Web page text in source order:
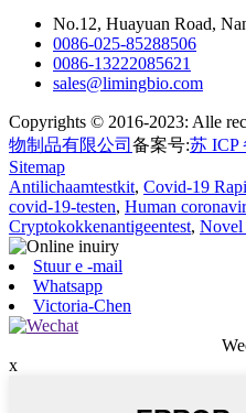
No.12, Huayuan Road,
0086-025-85288506
0086-13222085621
sales@limingbio.com
Copyrights © 2016-2023: Alle
物制品有限公司 备案号:苏 ICP
Sitemap
Antilichaamtestkit, Covid-19
covid-19-testen, Human
Cryptokokkenantigeentest, Novel
Stuur e -mail
Whatsapp
Victoria-Chen
x